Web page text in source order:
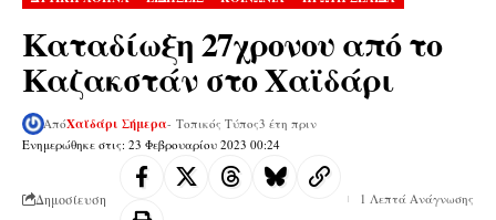
Καταδίωξη 27χρονου από το
Καζακστάν στο Χαϊδάρι
Ενημερώθηκε στις: 23 Φεβρουαρίου 2023 00:24
ΑπόΧαϊδάρι Σήμερα- Τοπικός Τύπος3 έτη πριν
Δημοσίευση 1 Λεπτά Ανάγνωσης